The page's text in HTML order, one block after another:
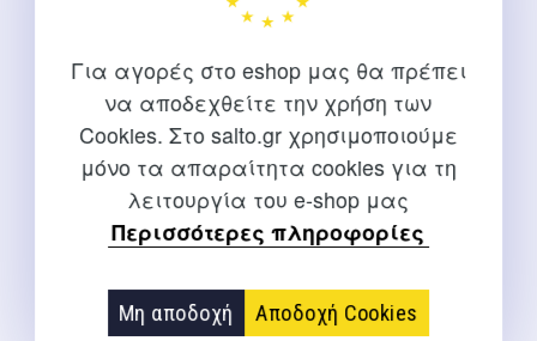
Για αγορές στο eshop μας θα πρέπει
να αποδεχθείτε την χρήση των
Cookies. Στο salto.gr χρησιμοποιούμε
μόνο τα απαραίτητα cookies για τη
λειτουργία του e-shop μας
Περισσότερες πληροφορίες
Μη αποδοχή Αποδοχή Cookies